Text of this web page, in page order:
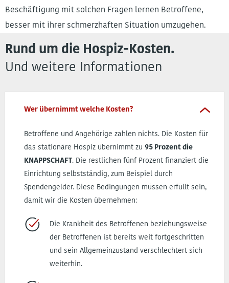
Beschäftigung mit solchen Fragen lernen Betroffene,
besser mit ihrer schmerzhaften Situation umzugehen.
Rund um die Hospiz-Kosten.
Und weitere Informationen
Wer übernimmt welche Kosten?
Betroffene und Angehörige zahlen nichts. Die Kosten für
das stationäre Hospiz übernimmt zu 95 Prozent die
KNAPPSCHAFT. Die restlichen fünf Prozent finanziert die
Einrichtung selbstständig, zum Beispiel durch
Spendengelder. Diese Bedingungen müssen erfüllt sein,
damit wir die Kosten übernehmen:
Die Krankheit des Betroffenen beziehungsweise
der Betroffenen ist bereits weit fortgeschritten
und sein Allgemeinzustand verschlechtert sich
weiterhin.